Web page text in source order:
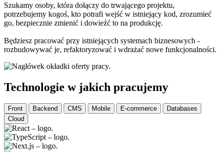
Szukamy osoby, która dołączy do trwającego projektu,
potrzebujemy kogoś, kto potrafi wejść w istniejący kod, zrozumieć
go, bezpiecznie zmienić i dowieźć to na produkcję.
Będziesz pracować przy istniejących systemach biznesowych -
rozbudowywać je, refaktoryzować i wdrażać nowe funkcjonalności.
Technologie w jakich pracujemy
Front Backend CMS Mobile E-commerce
Databases
Cloud